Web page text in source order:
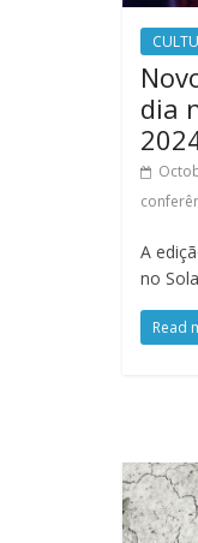
dia
A
no
Read